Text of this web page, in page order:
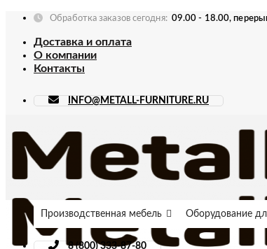
Skip
content
Обработка заказов сегодня: 09.00 - 18.00,
Доставка и оплата
О компании
Контакты
INFO@METALL-FURNITURE.RU
Производственная мебель Оборудование
8 (800) 333-87-80